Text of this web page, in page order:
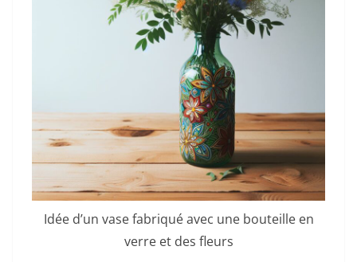
Idée d’un vase fabriqué avec une bouteille en
verre et des fleurs